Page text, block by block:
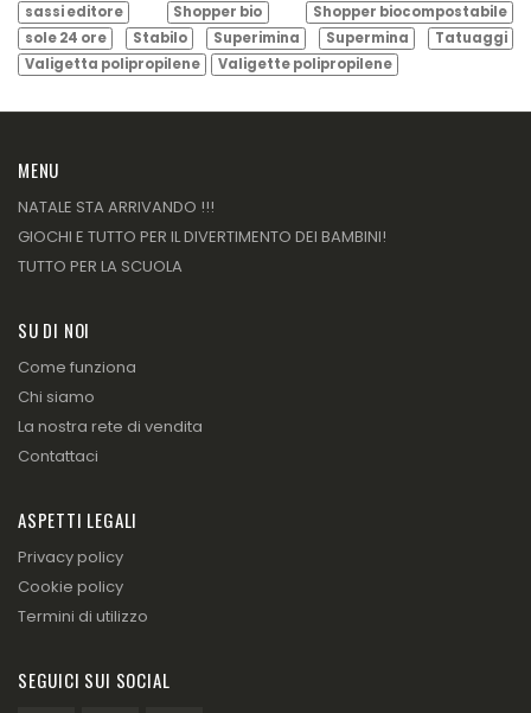
sassi editore
Shopper bio
Shopper biocompostabile
sole 24 ore
Stabilo Superimina Supermina
Tatuaggi
Valigetta polipropilene
Valigette polipropilene
MENU
NATALE STA ARRIVANDO !!!
GIOCHI E TUTTO PER IL DIVERTIMENTO DEI BAMBINI!
TUTTO PER LA SCUOLA
SU DI NOI
Come funziona
Chi siamo
La nostra rete di vendita
Contattaci
ASPETTI LEGALI
Privacy policy
Cookie policy
Termini di utilizzo
SEGUICI SUI SOCIAL